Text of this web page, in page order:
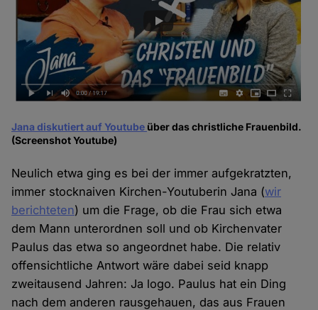
Jana diskutiert auf Youtube über das christliche Frauenbild.
(Screenshot Youtube)
Neulich etwa ging es bei der immer aufgekratzten,
immer stocknaiven Kirchen-Youtuberin Jana (wir
berichteten) um die Frage, ob die Frau sich etwa
dem Mann unterordnen soll und ob Kirchenvater
Paulus das etwa so angeordnet habe. Die relativ
offensichtliche Antwort wäre dabei seid knapp
zweitausend Jahren: Ja logo. Paulus hat ein Ding
nach dem anderen rausgehauen, das aus Frauen